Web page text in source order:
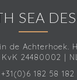
SEA
de Achterhoek.
24480002 |
+31(0)6 182 58 182